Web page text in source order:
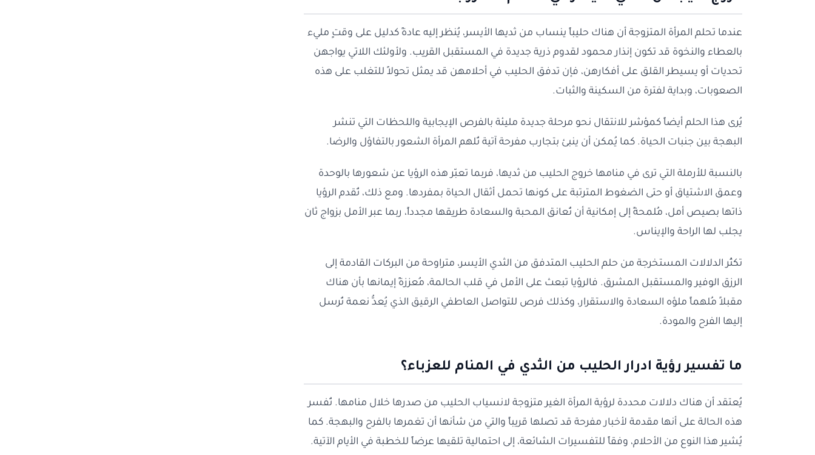
عندما تحلم المرأة المتزوجة أن هناك حليباً ينساب من ثديها الأيسر، يُنظر إليه عادةً كدليل على وقتٍ مليء
بالعطاء والنخوة قد تكون إنذار محمود لقدوم ذرية جديدة في المستقبل القريب. ولأولئك اللاتي يواجهن
تحديات أو يسيطر القلق على أفكارهن، فإن تدفق الحليب في أحلامهن قد يمثل تحولاً للتغلب على هذه
الصعوبات، وبداية لفترة من السكينة والثبات.
يُرى هذا الحلم أيضاً كمؤشر للانتقال نحو مرحلة جديدة مليئة بالفرص الإيجابية واللحظات التي تنشر
البهجة بين جنبات الحياة. كما يُمكن أن ينبئ بتجارب مفرحة آتية تُلهم المرأة الشعور بالتفاؤل والرضا.
بالنسبة للأرملة التي ترى في منامها خروج الحليب من ثديها، فربما تعبّر هذه الرؤيا عن شعورها بالوحدة
وعمق الاشتياق أو حتى الضغوط المترتبة على كونها تحمل أثقال الحياة بمفردها. ومع ذلك، تُقدم الرؤيا
ذاتها بصيص أمل، مُلمحةً إلى إمكانية أن تُعانق المحبة والسعادة طريقها مجدداً، ربما عبر الأمل بزواج ثان
يجلب لها الراحة والإيناس.
تكثُر الدلالات المستخرجة من حلم الحليب المتدفق من الثدي الأيسر، متراوحة من البركات القادمة إلى
الرزق الوفير والمستقبل المشرق. فالرؤيا تبعث على الأمل في قلب الحالمة، مُعززةً إيمانها بأن هناك
مقبلاً مُلهماً ملؤه السعادة والاستقرار، وكذلك فرص للتواصل العاطفي الرقيق الذي يُعدُّ نعمة تُرسل
إليها الفرح والمودة.
ما تفسير رؤية ادرار الحليب من الثدي في المنام للعزباء؟
يُعتقد أن هناك دلالات محددة لرؤية المرأة الغير متزوجة لانسياب الحليب من صدرها خلال منامها. تُفسر
هذه الحالة على أنها مقدمة لأخبار مفرحة قد تصلها قريباً والتي من شأنها أن تغمرها بالفرح والبهجة. كما
يُشير هذا النوع من الأحلام، وفقاً للتفسيرات الشائعة، إلى احتمالية تلقيها عرضاً للخطبة في الأيام الآتية.